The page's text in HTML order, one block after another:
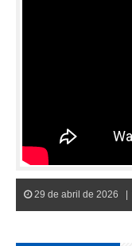
29 de abril de 2026 |